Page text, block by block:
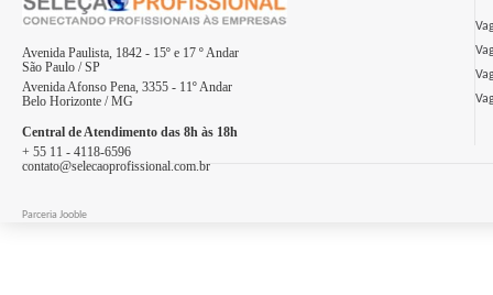
Avenida Paulista, 1842 - 15º e 17 º Andar
São Paulo / SP
Avenida Afonso Pena, 3355 - 11º Andar
Belo Horizonte / MG
Central de Atendimento das 8h às 18h
+ 55 11 - 4118-6596
contato@selecaoprofissional.com.br
Parceria Jooble